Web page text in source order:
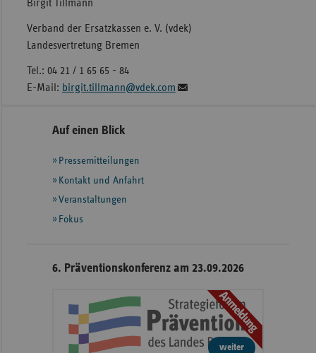
Birgit Tillmann
Verband der Ersatzkassen e. V. (vdek)
Landesvertretung Bremen
Tel.: 04 21 / 1 65 65 - 84
E-Mail: birgit.tillmann@vdek.com
Seitennavigation
Seitenleiste
weiteren
Informationen
Auf einen Blick
Pressemitteilungen
Kontakt und Anfahrt
Veranstaltungen
Fokus
6. Präventionskonferenz am 23.09.2026
Anmeldung
weiter